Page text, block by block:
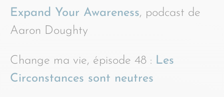
Expand Your Awareness, podcast de
Aaron Doughty
Change ma vie, épisode 48 : Les
Circonstances sont neutres